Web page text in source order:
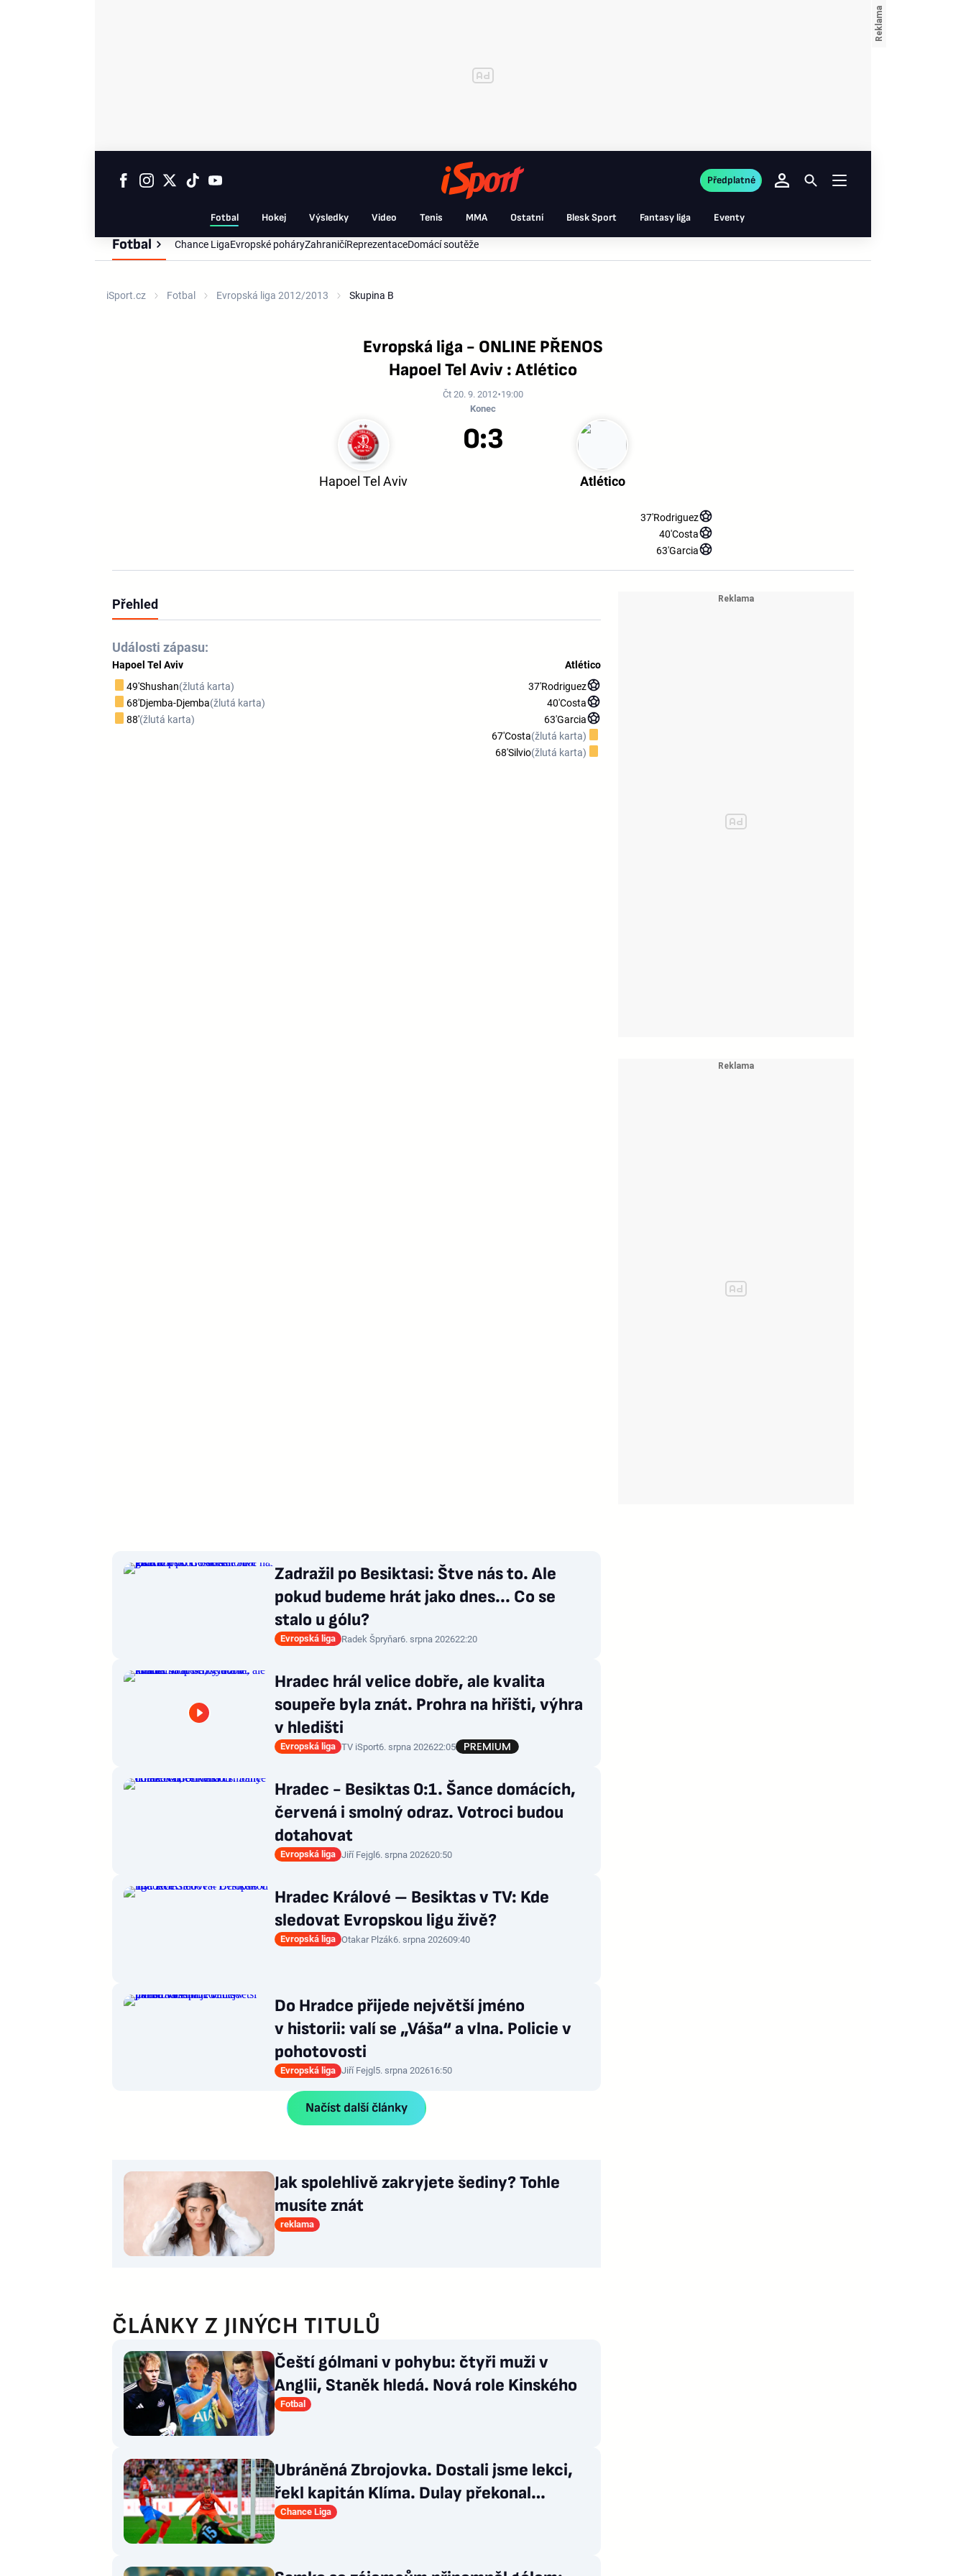
Fotbal Hokej Výsledky Video Tenis MMA Ostatní Blesk Sport Fantasy liga Eventy
Předplatné
Fotbal Chance LigaEvropské poháryZahraničíReprezentaceDomácí soutěže
iSport.cz Fotbal Evropská liga 2012/2013 Skupina B
Evropská liga - ONLINE PŘENOS
Hapoel Tel Aviv : Atlético
Čt 20. 9. 2012 19:00
Konec
Hapoel Tel Aviv Atlético
0:3
37'Rodriguez
40'Costa
63'Garcia
Přehled
Události zápasu:
Hapoel Tel Aviv
49'Shushan(žlutá karta)
68'Djemba-Djemba(žlutá karta)
88'(žlutá karta)
Atlético
37'Rodriguez
40'Costa
63'Garcia
67'Costa(žlutá karta)
68'Silvio(žlutá karta)
Zadražil po Besiktasi: Štve nás to. Ale
pokud budeme hrát jako dnes... Co se
stalo u gólu?
Evropská liga Radek Špryňar6. srpna 202622:20
Hradec hrál velice dobře, ale kvalita
soupeře byla znát. Prohra na hřišti, výhra
v hledišti
Evropská liga TV iSport6. srpna 202622:05
Hradec - Besiktas 0:1. Šance domácích,
červená i smolný odraz. Votroci budou
dotahovat
Evropská liga Jiří Fejgl 6. srpna 202620:50
Hradec Králové – Besiktas v TV: Kde
sledovat Evropskou ligu živě?
Evropská liga Otakar Plzák6. srpna 202609:40
Do Hradce přijede největší jméno
v historii: valí se „Váša“ a vlna. Policie v
pohotovosti
Evropská liga Jiří Fejgl 5. srpna 202616:50
Načíst další články
Jak spolehlivě zakryjete šediny? Tohle
musíte znát
reklama
ČLÁNKY Z JINÝCH TITULŮ
Čeští gólmani v pohybu: čtyři muži v
Anglii, Staněk hledá. Nová role Kinského
Fotbal
Ubráněná Zbrojovka. Dostali jsme lekci,
řekl kapitán Klíma. Dulay překonal
kamaráda
Chance Liga